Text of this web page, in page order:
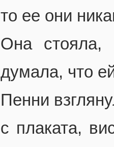
то ее они
Она стояла,
думала, что
Пенни
с плаката,